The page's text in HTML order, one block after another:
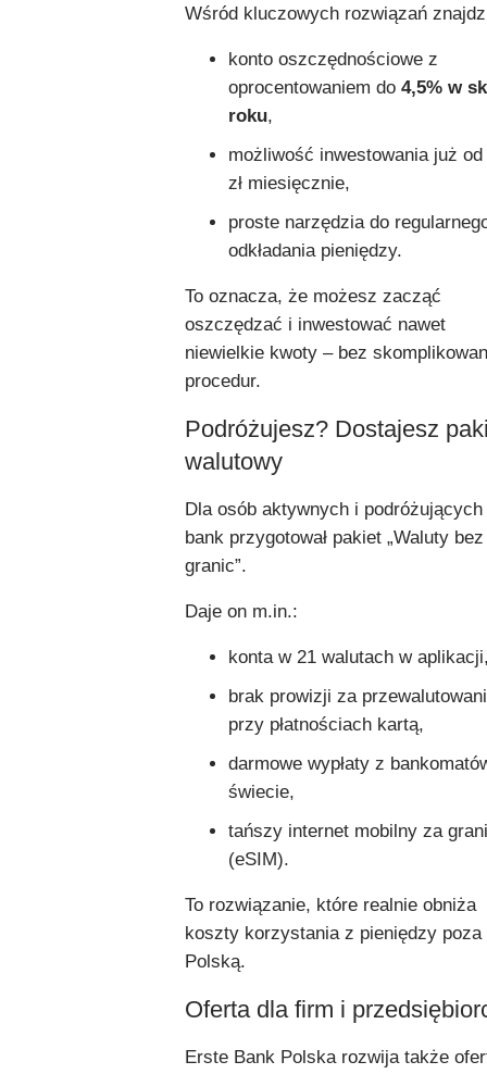
Wśród kluczowych rozwiązań
konto oszczędnościowe z
oprocentowaniem do 4,5% w
roku,
możliwość inwestowania już od
zł miesięcznie,
proste narzędzia do
odkładania pieniędzy.
To oznacza, że możesz zacząć
oszczędzać i inwestować nawet
niewielkie kwoty – bez
procedur.
Podróżujesz? Dostajesz
walutowy
Dla osób aktywnych i podróżujących
bank przygotował pakiet „Waluty bez
granic”.
Daje on m.in.:
konta w 21 walutach w
brak prowizji za
przy płatnościach kartą,
darmowe wypłaty z
świecie,
tańszy internet mobilny za
(eSIM).
To rozwiązanie, które realnie obniża
koszty korzystania z pieniędzy poza
Polską.
Oferta dla firm i
Erste Bank Polska rozwija także